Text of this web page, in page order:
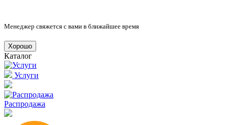
Менеджер свяжется с вами в ближайшее время
Хорошо
Каталог
Услуги
Распродажа